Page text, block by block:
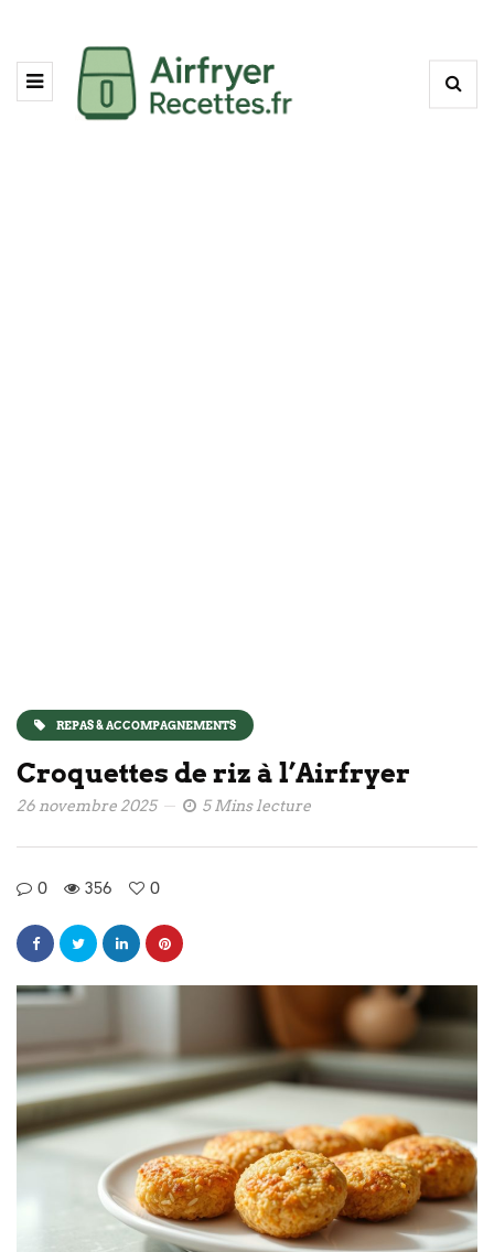
REPAS & ACCOMPAGNEMENTS
Croquettes de riz à l’Airfryer
26 novembre 2025 5 Mins lecture
0 356 0